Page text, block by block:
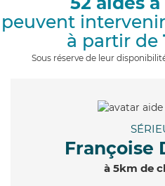
peuvent intervenir
à partir de
Sous réserve de leur
Françoise
à 5km de